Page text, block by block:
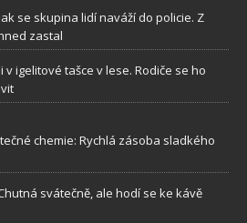
se skupina lidí naváží do policie. Z
zastal
igelitové tašce v lese. Rodiče se ho
chemie: Rychlá zásoba sladkého
svátečně, ale hodí se ke kávě